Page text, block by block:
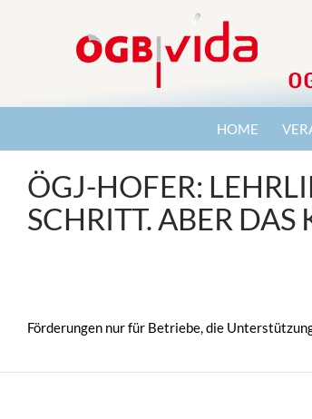
Vida Pensionisten OG Stadlau/
HOME
ÖGJ-HOFER:
SCHRITT. ABER
Förderungen nur für Betriebe, die